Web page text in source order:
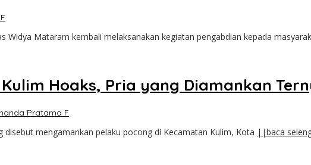
Widya Mataram kembali melaksanakan kegiatan pengabdian kepada
Hoaks, Pria yang Diamankan
Pratama F
disebut mengamankan pelaku pocong di Kecamatan Kulim, Kota ||baca